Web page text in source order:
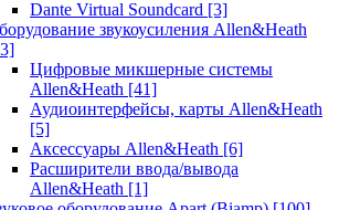
Dante Virtual Soundcard [3]
звукоусиления Allen&Heath
Цифровые микшерные системы
Allen&Heath [41]
Аудиоинтерфейсы, карты Allen&Heath
[5]
Аксессуары Allen&Heath [6]
Расширители ввода/вывода
Allen&Heath [1]